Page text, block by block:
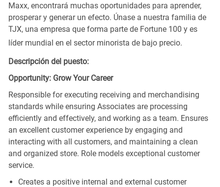
Maxx, encontrará muchas oportunidades para aprender,
prosperar y generar un efecto. Únase a nuestra familia de
TJX, una empresa que forma parte de Fortune 100 y es
líder mundial en el sector minorista de bajo precio.
Descripción del puesto:
Opportunity: Grow Your Career
Responsible for executing receiving and merchandising
standards while ensuring Associates are processing
efficiently and effectively, and working as a team. Ensures
an excellent customer experience by engaging and
interacting with all customers, and maintaining a clean
and organized store. Role models exceptional customer
service.
Creates a positive internal and external customer